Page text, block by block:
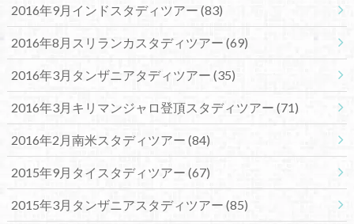
2016年9月インドスタディツアー (83)
2016年8月スリランカスタディツアー (69)
2016年3月タンザニアタディツアー (35)
2016年3月キリマンジャロ登頂スタディツアー (71)
2016年2月南米スタディツアー (84)
2015年9月タイスタディツアー (67)
2015年3月タンザニアスタディツアー (85)